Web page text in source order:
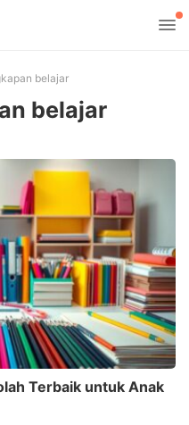
belajar
belajar
Terbaik untuk Anak